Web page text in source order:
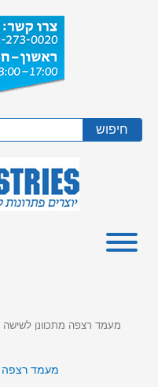
חיפוש
מעמד רצפה